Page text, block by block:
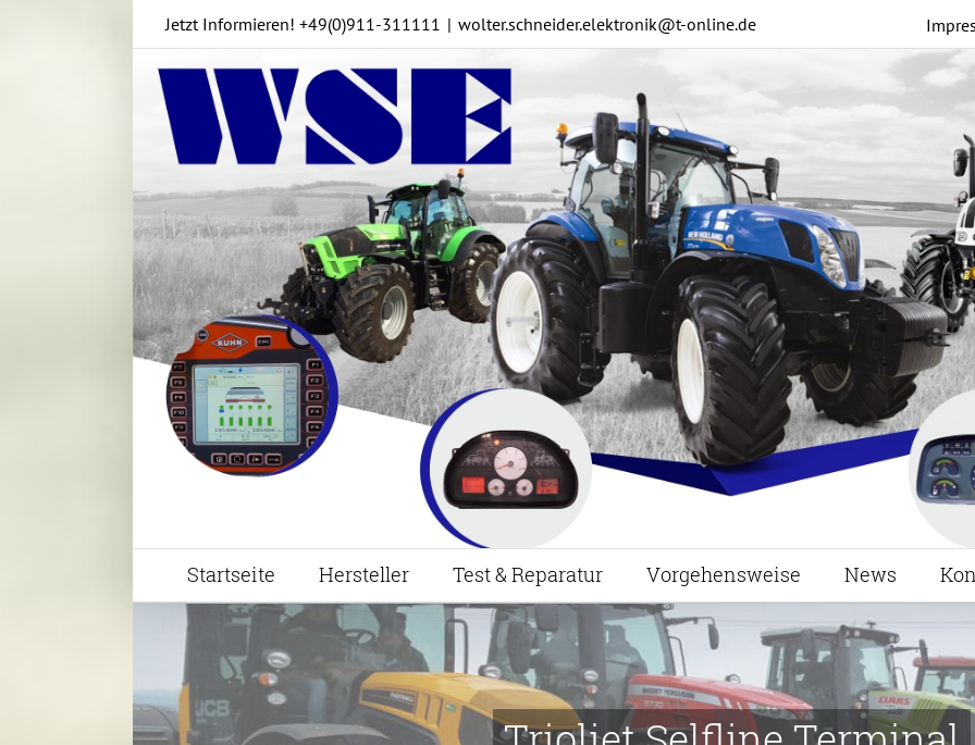
Jetzt Informieren! +49(0)911-311111 | wolter.schneider.elektronik@t-online.de
Startseite Hersteller Test & Reparatur Vorgehensweise News